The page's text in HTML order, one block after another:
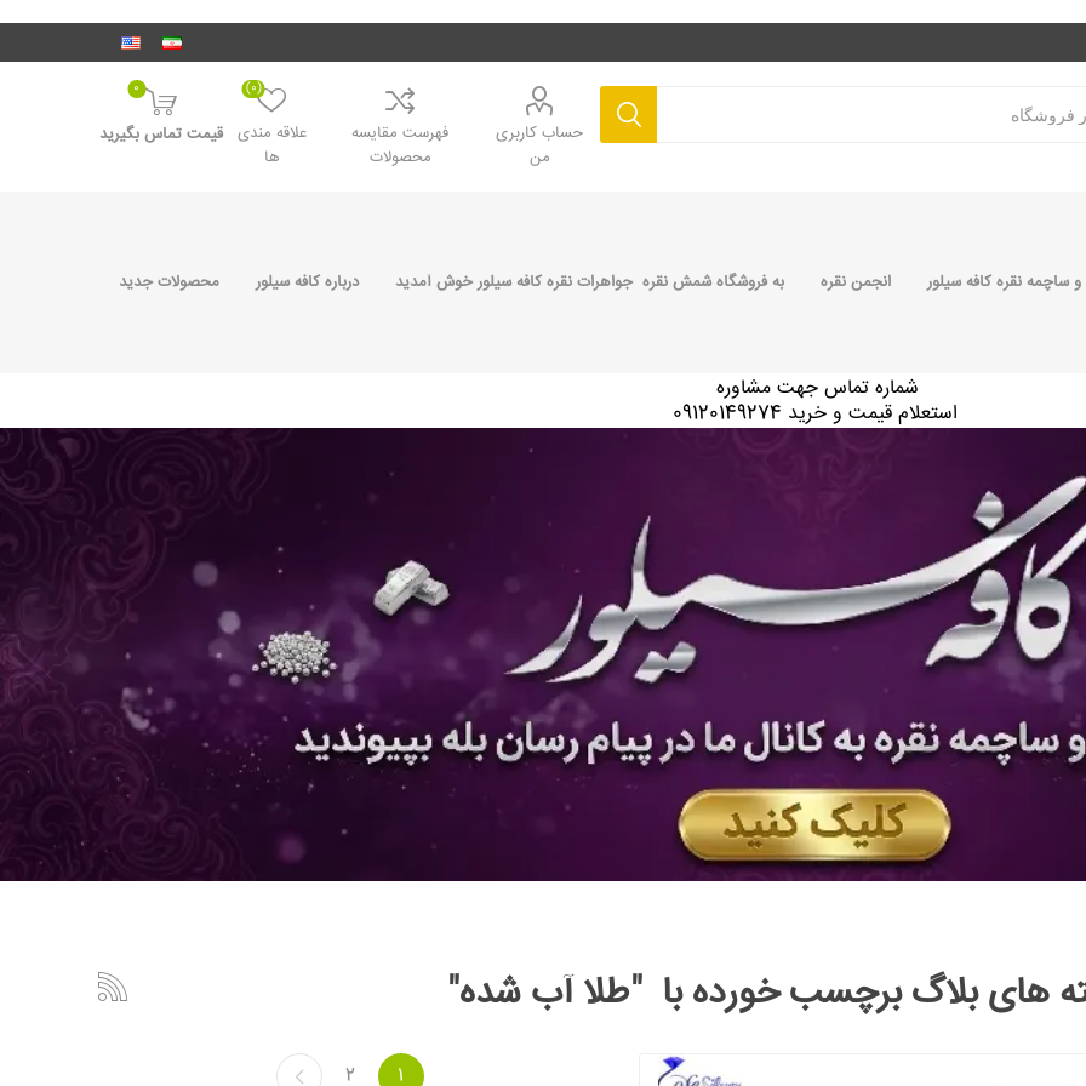
حساب کاربری
من
فهرست مقایسه
محصولات
علاقه مندی
ها
(0)
0
قیمت تماس بگیرید
ساچمه نقره کافه سیلور انجمن نقره به فروشگاه شمش نقره جواهرات نقره کافه سیلور خوش آمدید درباره کافه سیلور محصولات جدید
شماره تماس جهت مشاوره
استعلام قیمت و خرید 09120149274
های بلاگ برچسب خورده با "طلا آب شده"
1
2